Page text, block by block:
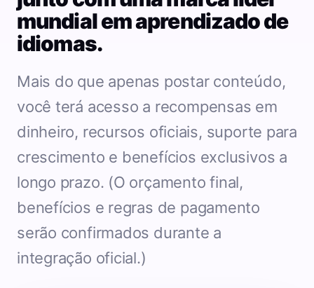
mundial em aprendizado de
idiomas.
Mais do que apenas postar conteúdo,
você terá acesso a recompensas em
dinheiro, recursos oficiais, suporte para
crescimento e benefícios exclusivos a
longo prazo. (O orçamento final,
benefícios e regras de pagamento
serão confirmados durante a
integração oficial.)